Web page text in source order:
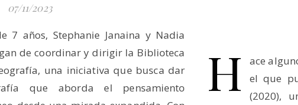
07/11/2023
7 años, Stephanie Janaina y Nadia
de coordinar y dirigir la Biblioteca
una iniciativa que busca dar
que aborda el pensamiento
H
ace
el que
(2020),